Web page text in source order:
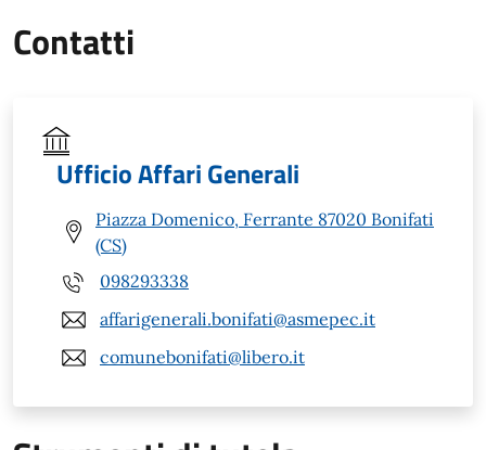
Contatti
Ufficio Affari Generali
Piazza Domenico, Ferrante 87020 Bonifati
(CS)
098293338
affarigenerali.bonifati@asmepec.it
comunebonifati@libero.it